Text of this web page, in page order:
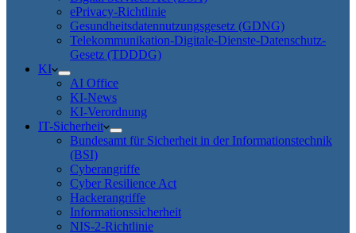
ePrivacy-Richtlinie
Gesundheitsdatennutzungsgesetz (GDNG)
Telekommunikation-Digitale-Dienste-Datenschutz-
Gesetz (TDDDG)
KI
AI Office
KI-News
KI-Verordnung
IT-Sicherheit
Bundesamt für Sicherheit in der Informationstechnik
(BSI)
Cyberangriffe
Cyber Resilience Act
Hackerangriffe
Informationssicherheit
NIS-2-Richtlinie